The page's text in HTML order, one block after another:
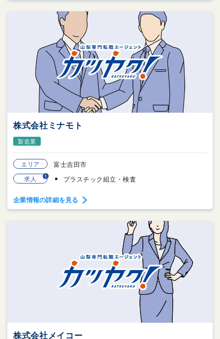
株式会社ミナモト
製造業
エリア 富士吉田市
求人 1 プラスチック組立・検査
企業情報の詳細を見る
株式会社メイコー